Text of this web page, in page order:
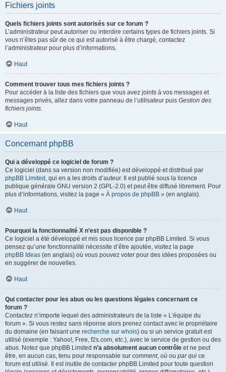
Fichiers joints
Quels fichiers joints sont autorisés sur ce forum ?
L’administrateur peut autoriser ou interdire certains types de fichiers joints. Si
vous n’êtes pas sûr de ce qui est autorisé à être chargé, contactez
l’administrateur pour plus d’informations.
Haut
Comment trouver tous mes fichiers joints ?
Pour accéder à la liste des fichiers que vous avez joints à vos messages et
messages privés, allez dans votre panneau de l’utilisateur puis Gestion des
fichiers joints.
Haut
Concernant phpBB
Qui a développé ce logiciel de forum ?
Ce logiciel (dans sa version non modifiée) est développé et distribué par
phpBB Limited , qui en a les droits d’auteur. Il est publié sous la licence
publique générale GNU version 2 (GPL-2.0) et peut être diffusé librement. Pour
plus d’informations, visitez la page « À propos de phpBB » (en anglais).
Haut
Pourquoi la fonctionnalité X n’est pas disponible ?
Ce logiciel a été développé et mis sous licence par phpBB Limited. Si vous
pensez qu’une fonctionnalité nécessite d’être ajoutée, visitez la page
phpBB Ideas (en anglais) où vous pouvez voter pour des idées proposées ou
en suggérer de nouvelles.
Haut
Qui contacter pour les abus ou les questions légales concernant ce
forum ?
Contactez n’importe lequel des administrateurs de la liste « L’équipe du
forum ». Si vous restez sans réponse alors prenez contact avec le propriétaire
du domaine (en faisant une recherche sur whois) ou si un service gratuit est
utilisé (exemple : Yahoo!, Free, f2s.com, etc.), avec le service de gestion ou des
abus. Notez que phpBB Limited n’a absolument aucun contrôle et ne peut
être, en aucun cas, tenu pour responsable sur comment, où ou par qui ce
forum est utilisé. Il est inutile de contacter phpBB Limited pour toute question